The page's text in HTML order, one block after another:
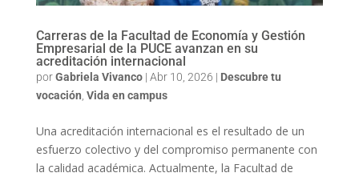
Carreras de la Facultad de Economía y Gestión
Empresarial de la PUCE avanzan en su
acreditación internacional
porGabriela Vivanco| Abr 10, 2026 | Descubre tu
vocación, Vida en campus
Una acreditación internacional es el resultado de un
esfuerzo colectivo y del compromiso permanente con
la calidad académica. Actualmente, la Facultad de